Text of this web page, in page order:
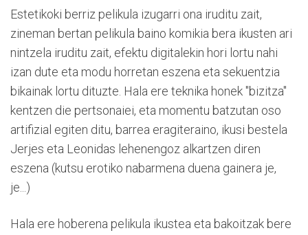
Estetikoki berriz pelikula izugarri ona iruditu zait,
zineman bertan pelikula baino komikia bera ikusten ari
nintzela iruditu zait, efektu digitalekin hori lortu nahi
izan dute eta modu horretan eszena eta sekuentzia
bikainak lortu dituzte. Hala ere teknika honek "bizitza"
kentzen die pertsonaiei, eta momentu batzutan oso
artifizial egiten ditu, barrea eragiteraino, ikusi bestela
Jerjes eta Leonidas lehenengoz alkartzen diren
eszena (kutsu erotiko nabarmena duena gainera je,
je...)
Hala ere hoberena pelikula ikustea eta bakoitzak bere